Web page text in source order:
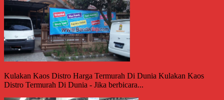
Kulakan Kaos Distro Harga Termurah Di Dunia Kulakan Kaos
Distro Termurah Di Dunia - Jika berbicara...